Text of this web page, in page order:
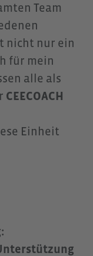
Team
nicht nur ein
für mein
alle als
CEECOACH
Einheit